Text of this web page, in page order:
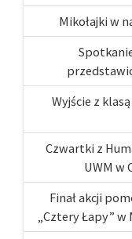
Mikołajki w
Wyjście z
Czwartki z
UWM w
Finał akcji
„Cztery Łapy”